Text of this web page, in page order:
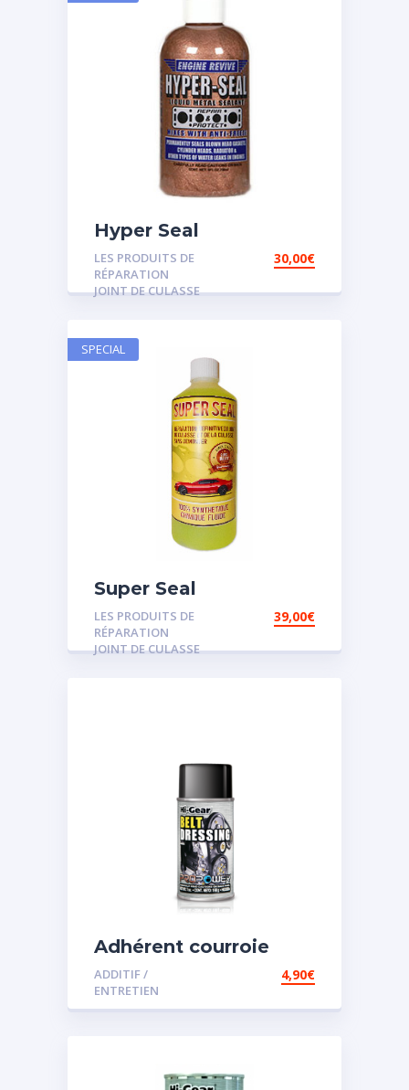
Hyper Seal
LES PRODUITS DE
RÉPARATION
JOINT DE CULASSE
30,00€
Super Seal
LES PRODUITS DE
RÉPARATION
JOINT DE CULASSE
39,00€
SPECIAL
Adhérent courroie
ADDITIF /
ENTRETIEN
4,90€